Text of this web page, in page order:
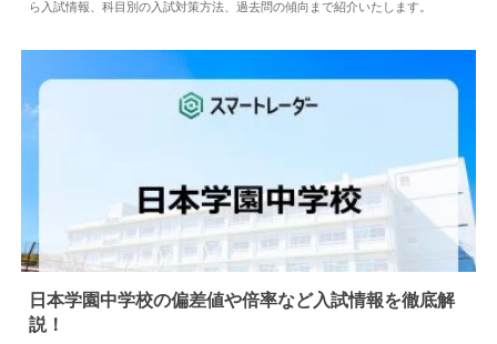
ら入試情報、科目別の入試対策方法、過去問の傾向まで紹介いたします。
日本学園中学校の偏差値や倍率など入試情報を徹底解
説！